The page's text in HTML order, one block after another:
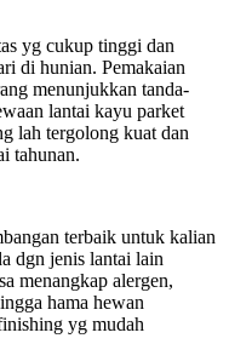
yg cukup tinggi dan
di hunian. Pemakaian
menunjukkan tanda-
lantai kayu parket
lah tergolong kuat dan
tahunan.
terbaik untuk kalian
dgn jenis lantai lain
menangkap alergen,
hama hewan
yg mudah